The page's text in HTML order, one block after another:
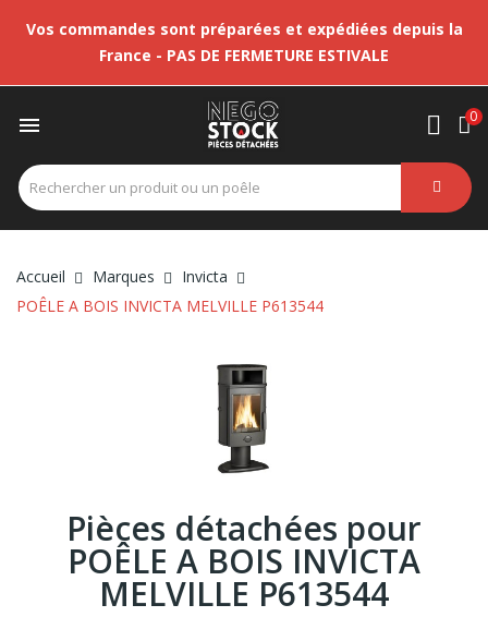
Vos commandes sont préparées et expédiées depuis la
France - PAS DE FERMETURE ESTIVALE
 0
Accueil Marques
Invicta
POÊLE A BOIS INVICTA MELVILLE P613544
Pièces détachées pour
POÊLE A BOIS INVICTA
MELVILLE P613544